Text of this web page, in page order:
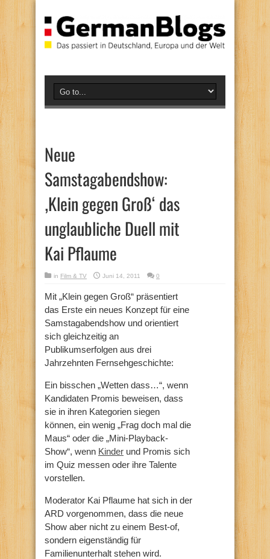
Neue
Samstagabendshow:
‚Klein gegen Groß‘ das
unglaubliche Duell mit
Kai Pflaume
in Film & TV Juni 14, 2011 0
Mit „Klein gegen Groß“ präsentiert
das Erste ein neues Konzept für eine
Samstagabendshow und orientiert
sich gleichzeitig an
Publikumserfolgen aus drei
Jahrzehnten Fernsehgeschichte:
Ein bisschen „Wetten dass…“, wenn
Kandidaten Promis beweisen, dass
sie in ihren Kategorien siegen
können, ein wenig „Frag doch mal die
Maus“ oder die „Mini-Playback-
Show“, wenn Kinder und Promis sich
im Quiz messen oder ihre Talente
vorstellen.
Moderator Kai Pflaume hat sich in der
ARD vorgenommen, dass die neue
Show aber nicht zu einem Best-of,
sondern eigenständig für
Familienunterhalt stehen wird.